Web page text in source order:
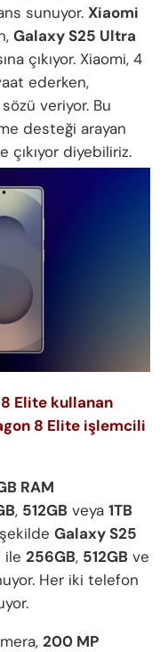
sunuyor. Xiaomi
Galaxy S25 Ultra
çıkıyor. Xiaomi, 4
ederken,
veriyor. Bu
desteği arayan
çıkıyor diyebiliriz.
Elite kullanan
8 Elite işlemcili
RAM
, 512GB veya 1TB
Galaxy S25
ile 256GB, 512GB ve
Her iki telefon
200 MP